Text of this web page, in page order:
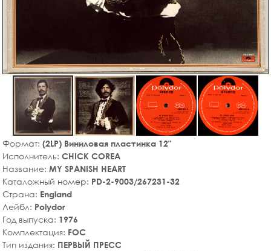
Формат: (2LP) Виниловая пластинка 12"
Исполнитель: CHICK COREA
Название: MY SPANISH HEART
Каталожный номер: PD-2-9003/267231-32
Страна: England
Лейбл: Polydor
Год выпуска: 1976
Комплектация: FOC
Тип издания: ПЕРВЫЙ ПРЕСС